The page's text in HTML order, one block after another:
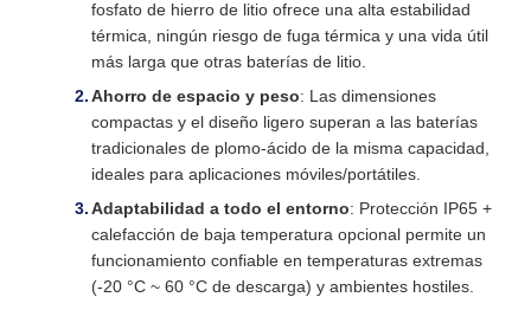
fosfato de hierro de litio ofrece una alta estabilidad
térmica, ningún riesgo de fuga térmica y una vida útil
más larga que otras baterías de litio.
Ahorro de espacio y peso: Las dimensiones
compactas y el diseño ligero superan a las baterías
tradicionales de plomo-ácido de la misma capacidad,
ideales para aplicaciones móviles/portátiles.
Adaptabilidad a todo el entorno: Protección IP65 +
calefacción de baja temperatura opcional permite un
funcionamiento confiable en temperaturas extremas
(-20 °C ~ 60 °C de descarga) y ambientes hostiles.